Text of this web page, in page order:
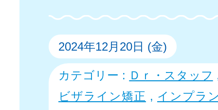
2024年12月20日 (金)
カテゴリー : Ｄｒ・スタッフ
ビザライン矯正 , インプラ